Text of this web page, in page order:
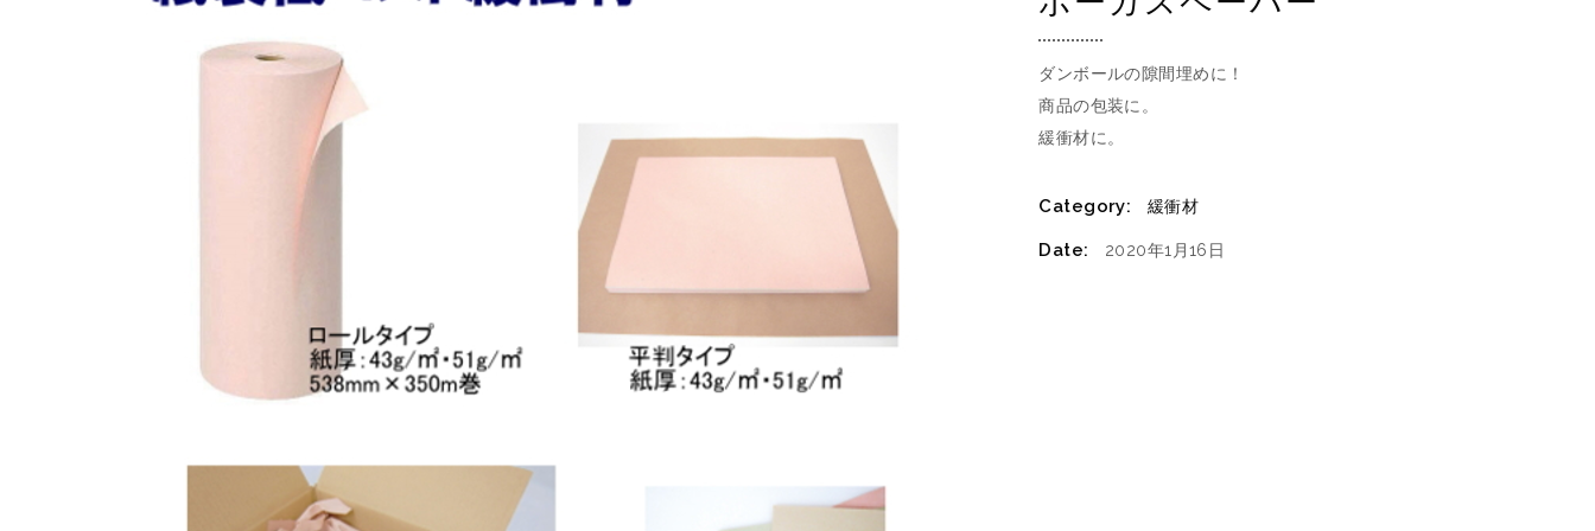
ダンボールの隙間埋めに！
商品の包装に。
緩衝材に。
Category: 緩衝材
Date: 2020年1月16日